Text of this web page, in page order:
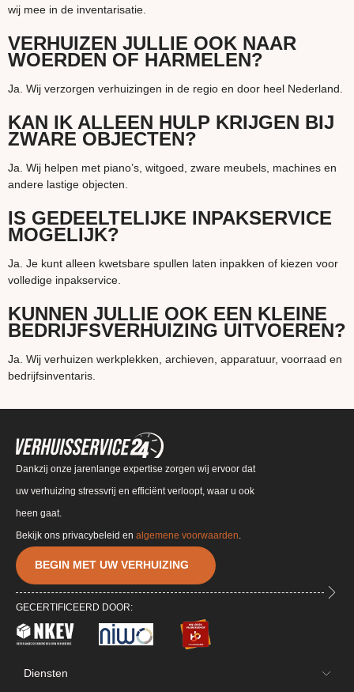
wij mee in de inventarisatie.
VERHUIZEN JULLIE OOK NAAR
WOERDEN OF HARMELEN?
Ja. Wij verzorgen verhuizingen in de regio en door heel Nederland.
KAN IK ALLEEN HULP KRIJGEN BIJ
ZWARE OBJECTEN?
Ja. Wij helpen met piano’s, witgoed, zware meubels, machines en
andere lastige objecten.
IS GEDEELTELIJKE INPAKSERVICE
MOGELIJK?
Ja. Je kunt alleen kwetsbare spullen laten inpakken of kiezen voor
volledige inpakservice.
KUNNEN JULLIE OOK EEN KLEINE
BEDRIJFSVERHUIZING UITVOEREN?
Ja. Wij verhuizen werkplekken, archieven, apparatuur, voorraad en
bedrijfsinventaris.
Dankzij onze jarenlange expertise zorgen wij ervoor dat
uw verhuizing stressvrij en efficiënt verloopt, waar u ook
heen gaat.
BEGIN MET UW VERHUIZING
GECERTIFICEERD DOOR:
Diensten
Bekijk ons privacybeleid en algemene voorwaarden.